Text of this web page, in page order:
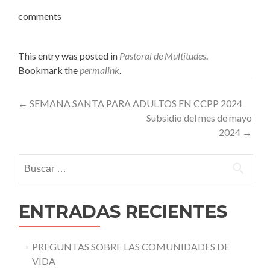
comments
This entry was posted in Pastoral de Multitudes.
Bookmark thepermalink.
Post
← SEMANA SANTA PARA ADULTOS EN CCPP 2024
Subsidio del mes de mayo
2024 →
ENTRADAS RECIENTES
PREGUNTAS SOBRE LAS COMUNIDADES DE
VIDA